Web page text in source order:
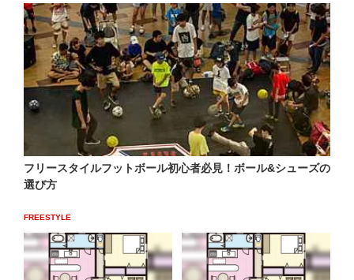
フリースタイルフットボール初心者必見！ボール&シューズの
選び方
FREESTYLE